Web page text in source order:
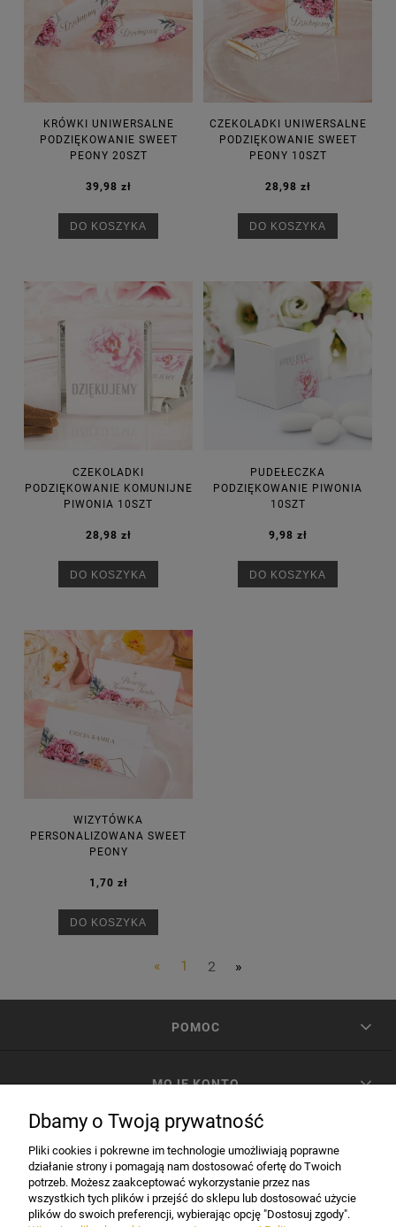
KRÓWKI UNIWERSALNE
PODZIĘKOWANIE SWEET
PEONY 20SZT
39,98 zł
DO KOSZYKA
CZEKOLADKI UNIWERSALNE
PODZIĘKOWANIE SWEET
PEONY 10SZT
28,98 zł
DO KOSZYKA
CZEKOLADKI
PODZIĘKOWANIE KOMUNIJNE
PIWONIA 10SZT
28,98 zł
DO KOSZYKA
PUDEŁECZKA
PODZIĘKOWANIE PIWONIA
10SZT
9,98 zł
DO KOSZYKA
WIZYTÓWKA
PERSONALIZOWANA SWEET
PEONY
1,70 zł
DO KOSZYKA
« 1 2 »
POMOC
MOJE KONTO
INFORMACJE
Dbamy o Twoją prywatność
Pliki cookies i pokrewne im technologie umożliwiają poprawne
działanie strony i pomagają nam dostosować ofertę do Twoich
potrzeb. Możesz zaakceptować wykorzystanie przez nas
wszystkich tych plików i przejść do sklepu lub dostosować użycie
plików do swoich preferencji, wybierając opcję "Dostosuj zgody".